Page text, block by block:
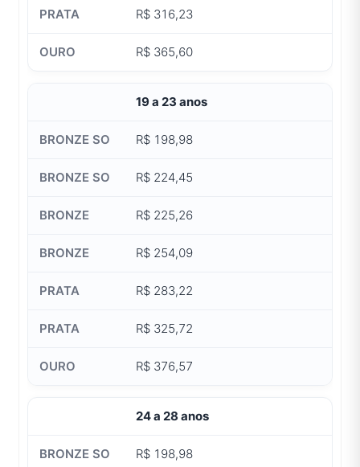
R$ 316,23
R$ 365,60
19 a 23 anos
R$ 198,98
R$ 224,45
R$ 225,26
R$ 254,09
R$ 283,22
R$ 325,72
R$ 376,57
24 a 28 anos
R$ 198,98